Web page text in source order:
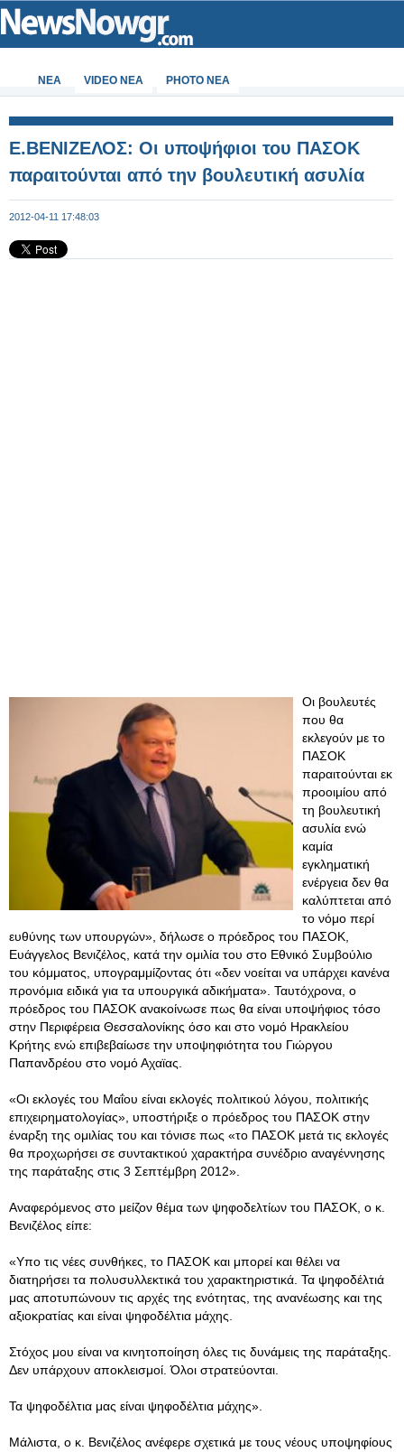
ΝΕΑ VIDEO NEA PHOTO NEA
Ε.ΒΕΝΙΖΕΛΟΣ: Οι υποψήφιοι του ΠΑΣΟΚ
παραιτούνται από την βουλευτική ασυλία
2012-04-11 17:48:03
Οι βουλευτές
που θα
εκλεγούν με το
ΠΑΣΟΚ
παραιτούνται εκ
προοιμίου από
τη βουλευτική
ασυλία ενώ
καμία
εγκληματική
ενέργεια δεν θα
καλύπτεται από
το νόμο περί
ευθύνης των υπουργών», δήλωσε ο πρόεδρος του ΠΑΣΟΚ,
Ευάγγελος Βενιζέλος, κατά την ομιλία του στο Εθνικό Συμβούλιο
του κόμματος, υπογραμμίζοντας ότι «δεν νοείται να υπάρχει κανένα
προνόμια ειδικά για τα υπουργικά αδικήματα». Ταυτόχρονα, ο
πρόεδρος του ΠΑΣΟΚ ανακοίνωσε πως θα είναι υποψήφιος τόσο
στην Περιφέρεια Θεσσαλονίκης όσο και στο νομό Ηρακλείου
Κρήτης ενώ επιβεβαίωσε την υποψηφιότητα του Γιώργου
Παπανδρέου στο νομό Αχαϊας.
«Οι εκλογές του Μαΐου είναι εκλογές πολιτικού λόγου, πολιτικής
επιχειρηματολογίας», υποστήριξε ο πρόεδρος του ΠΑΣΟΚ στην
έναρξη της ομιλίας του και τόνισε πως «το ΠΑΣΟΚ μετά τις εκλογές
θα προχωρήσει σε συντακτικού χαρακτήρα συνέδριο αναγέννησης
της παράταξης στις 3 Σεπτέμβρη 2012».
Αναφερόμενος στο μείζον θέμα των ψηφοδελτίων του ΠΑΣΟΚ, ο κ.
Βενιζέλος είπε:
«Υπο τις νέες συνθήκες, το ΠΑΣΟΚ και μπορεί και θέλει να
διατηρήσει τα πολυσυλλεκτικά του χαρακτηριστικά. Τα ψηφοδέλτιά
μας αποτυπώνουν τις αρχές της ενότητας, της ανανέωσης και της
αξιοκρατίας και είναι ψηφοδέλτια μάχης.
Στόχος μου είναι να κινητοποίηση όλες τις δυνάμεις της παράταξης.
Δεν υπάρχουν αποκλεισμοί. Όλοι στρατεύονται.
Τα ψηφοδέλτια μας είναι ψηφοδέλτια μάχης».
Μάλιστα, ο κ. Βενιζέλος ανέφερε σχετικά με τους νέους υποψηφίους